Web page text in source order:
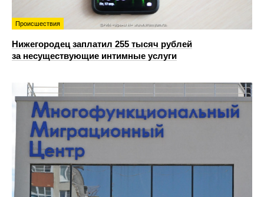
Происшествия
Нижегородец заплатил 255 тысяч рублей
за несуществующие интимные услуги